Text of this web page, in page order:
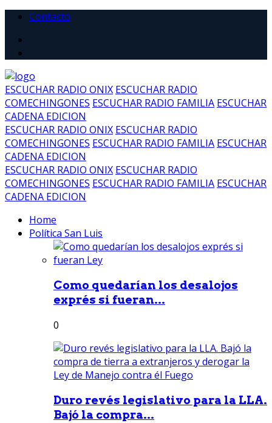
Contacto
ESCUCHAR RADIO ONIX ESCUCHAR RADIO
COMECHINGONES ESCUCHAR RADIO FAMILIA ESCUCHAR
CADENA EDICION
ESCUCHAR RADIO ONIX ESCUCHAR RADIO
COMECHINGONES ESCUCHAR RADIO FAMILIA ESCUCHAR
CADENA EDICION
ESCUCHAR RADIO ONIX ESCUCHAR RADIO
COMECHINGONES ESCUCHAR RADIO FAMILIA ESCUCHAR
CADENA EDICION
Home
Política San Luis
Como quedarían los desalojos
exprés si fueran...
0
Duro revés legislativo para la LLA.
Bajó la compra...